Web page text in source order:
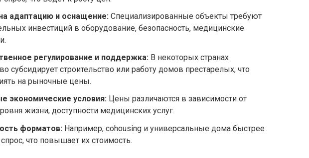
адаптацию и оснащение: Специализированные объекты требуют
инвестиций в оборудование, безопасность, медицинские
регулирование и поддержка: В некоторых странах
субсидирует строительство или работу домов престарелых, что
на рыночные цены.
экономические условия: Цены различаются в зависимости от
жизни, доступности медицинских услуг.
форматов: Например, cohousing и универсальные дома быстрее
что повышает их стоимость.